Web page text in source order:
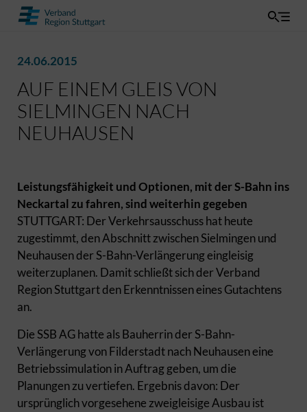
24.06.2015
AUF EINEM GLEIS VON
SIELMINGEN NACH
NEUHAUSEN
Leistungsfähigkeit und Optionen, mit der S-Bahn ins
Neckartal zu fahren, sind weiterhin gegeben
STUTTGART: Der Verkehrsausschuss hat heute
zugestimmt, den Abschnitt zwischen Sielmingen und
Neuhausen der S-Bahn-Verlängerung eingleisig
weiterzuplanen. Damit schließt sich der Verband
Region Stuttgart den Erkenntnissen eines Gutachtens
an.
Die SSB AG hatte als Bauherrin der S-Bahn-
Verlängerung von Filderstadt nach Neuhausen eine
Betriebssimulation in Auftrag geben, um die
Planungen zu vertiefen. Ergebnis davon: Der
ursprünglich vorgesehene zweigleisige Ausbau ist